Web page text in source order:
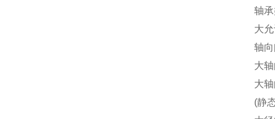
轴承
大允
轴向
大轴
大轴向
(静态